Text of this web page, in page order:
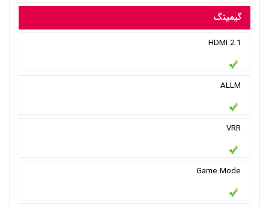
گیمینگ
HDMI 2.1
ALLM
VRR
Game Mode